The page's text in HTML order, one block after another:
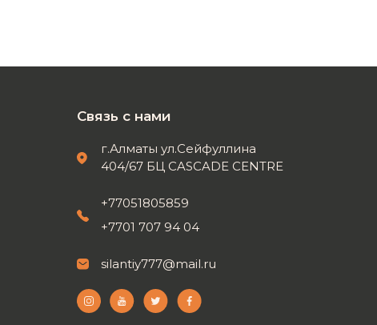
Связь с нами
г.Алматы ул.Сейфуллина
404/67 БЦ CASCADE CENTRE
+77051805859
+7701 707 94 04
silantiy777@mail.ru